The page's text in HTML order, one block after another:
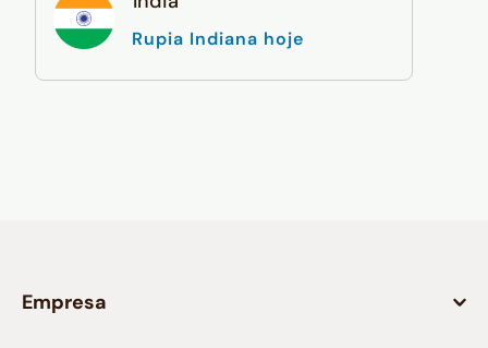
Rupia Indiana hoje
Empresa